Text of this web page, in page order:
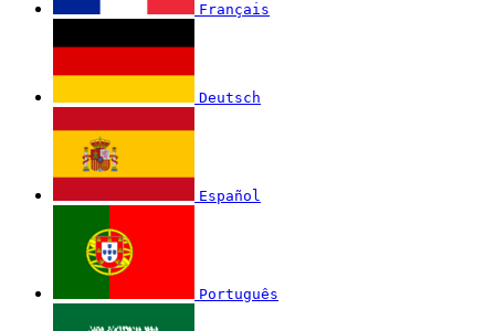
Français
Deutsch
Español
Português